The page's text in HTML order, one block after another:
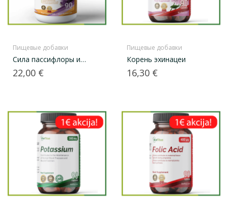
Пищевые добавки
Сила пассифлоры и
валерианы
Цена
22,00 €
Пищевые добавки
Корень эхинацеи
Цена
16,30 €